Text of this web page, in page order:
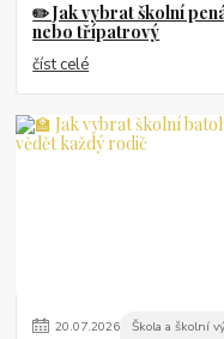
✏️ Jak vybrat školní
nebo třípatrový
číst celé
20.07.2026 Škola a školní